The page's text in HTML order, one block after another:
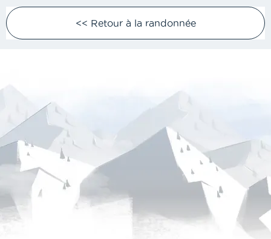
<< Retour à la randonnée